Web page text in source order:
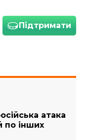
Підтримати
атака
по інших